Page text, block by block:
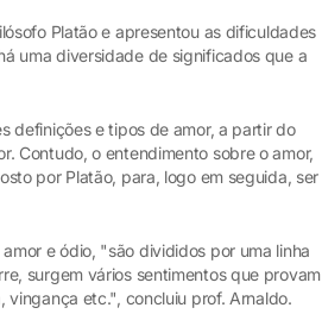
Platão e apresentou as dificuldades
uma diversidade de significados que a
definições e tipos de amor, a partir do
Contudo, o entendimento sobre o amor,
por Platão, para, logo em seguida, ser
e ódio, "são divididos por uma linha
surgem vários sentimentos que provam
vingança etc.", concluiu prof. Arnaldo.